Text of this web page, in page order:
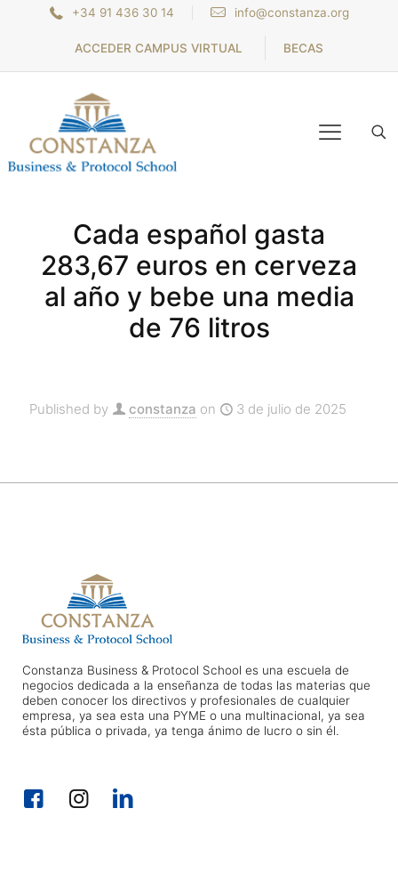
+34 91 436 30 14 info@constanza.org
ACCEDER CAMPUS VIRTUAL BECAS
Cada español gasta
283,67 euros en cerveza
al año y bebe una media
de 76 litros
Published by constanza on 3 de julio de 2025
Constanza Business & Protocol School es una escuela de
negocios dedicada a la enseñanza de todas las materias que
deben conocer los directivos y profesionales de cualquier
empresa, ya sea esta una PYME o una multinacional, ya sea
ésta pública o privada, ya tenga ánimo de lucro o sin él.